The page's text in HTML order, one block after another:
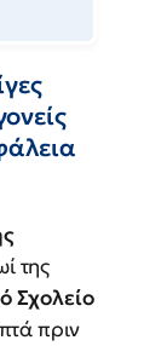
της
Σχολείο
πριν